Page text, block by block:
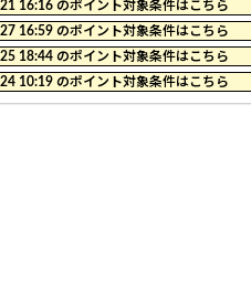
16:16 のポイント対象条件はこちら
16:59 のポイント対象条件はこちら
18:44 のポイント対象条件はこちら
10:19 のポイント対象条件はこちら